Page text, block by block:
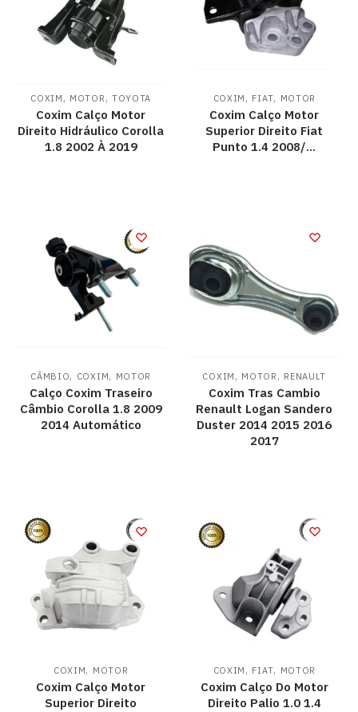
COXIM , MOTOR , TOYOTA
Coxim Calço Motor
Direito Hidráulico Corolla
1.8 2002 À 2019
COXIM , FIAT, MOTOR
Coxim Calço Motor
Superior Direito Fiat
Punto 1.4 2008/…
CÂMBIO, COXIM, MOTOR
Calço Coxim Traseiro
Câmbio Corolla 1.8 2009
2014 Automático
COXIM , MOTOR , RENAULT
Coxim Tras Cambio
Renault Logan Sandero
Duster 2014 2015 2016
2017
COXIM, MOTOR
Coxim Calço Motor
Superior Direito
COXIM , FIAT, MOTOR
Coxim Calço Do Motor
Direito Palio 1.0 1.4